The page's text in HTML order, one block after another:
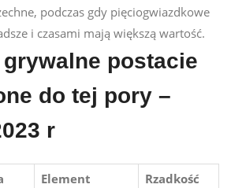
podczas gdy pięciogwiazdkowe
i czasami mają większą wartość.
postacie
do tej pory –
r
Element
Rzadkość